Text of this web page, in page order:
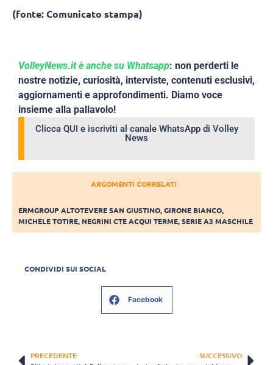
(fonte: Comunicato stampa)
VolleyNews.it è anche su Whatsapp: non perderti le
nostre notizie, curiosità, interviste, contenuti esclusivi,
aggiornamenti e approfondimenti. Diamo voce
insieme alla pallavolo!
Clicca QUI e iscriviti al canale WhatsApp di Volley
News
ARGOMENTI CORRELATI
ERMGROUP ALTOTEVERE SAN GIUSTINO,GIRONE BIANCO,
MICHELE TOTIRE, NEGRINI CTE ACQUI TERME,SERIE A3 MASCHILE
CONDIVIDI SUI SOCIAL
Facebook
PRECEDENTE SUCCESSIVO